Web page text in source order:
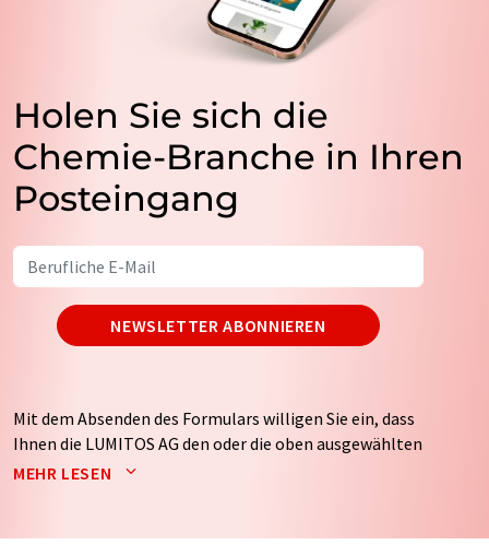
Holen Sie sich die
Chemie-Branche in Ihren
Posteingang
NEWSLETTER ABONNIEREN
Mit dem Absenden des Formulars willigen Sie ein, dass
Ihnen die LUMITOS AG den oder die oben ausgewählten
Newsletter per E-Mail zusendet. Ihre Daten werden
auf Basis unsererDatenschutzerklärung. LUMITOS darf
MEHR LESEN